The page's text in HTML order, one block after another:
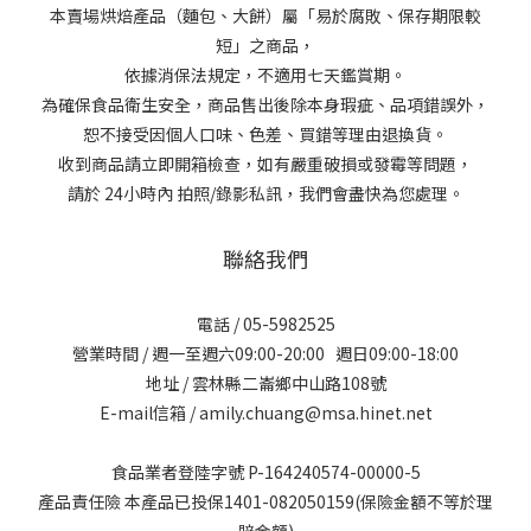
本賣場烘焙產品（麵包、大餅）屬「易於腐敗、保存期限較
短」之商品，
依據消保法規定，不適用七天鑑賞期。
為確保食品衛生安全，商品售出後除本身瑕疵、品項錯誤外，
恕不接受因個人口味、色差、買錯等理由退換貨。
收到商品請立即開箱檢查，如有嚴重破損或發霉等問題，
請於 24小時內 拍照/錄影私訊，我們會盡快為您處理。
聯絡我們
電話 / 05-5982525
營業時間 / 週一至週六09:00-20:00 週日09:00-18:00
地址 / 雲林縣二崙鄉中山路108號
E-mail信箱 / amily.chuang@msa.hinet.net
食品業者登陸字號 P-164240574-00000-5
產品責任險 本產品已投保1401-082050159(保險金額不等於理